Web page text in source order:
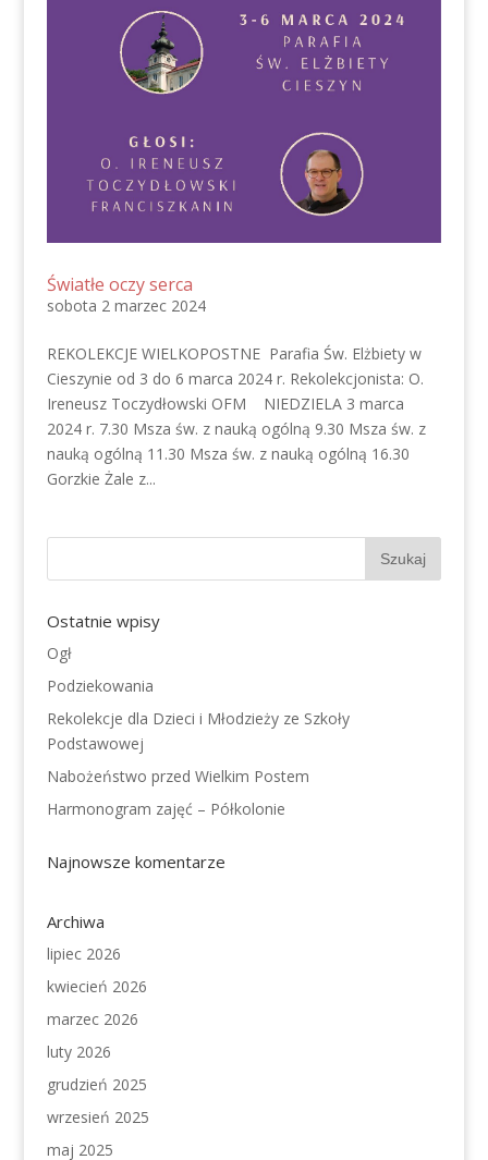
Światłe oczy serca
sobota 2 marzec 2024
REKOLEKCJE WIELKOPOSTNE Parafia Św. Elżbiety w
Cieszynie od 3 do 6 marca 2024 r. Rekolekcjonista: O.
Ireneusz Toczydłowski OFM NIEDZIELA 3 marca
2024 r. 7.30 Msza św. z nauką ogólną 9.30 Msza św. z
nauką ogólną 11.30 Msza św. z nauką ogólną 16.30
Gorzkie Żale z...
Ostatnie wpisy
Ogł
Podziekowania
Rekolekcje dla Dzieci i Młodzieży ze Szkoły
Podstawowej
Nabożeństwo przed Wielkim Postem
Harmonogram zajęć – Półkolonie
Najnowsze komentarze
Archiwa
lipiec 2026
kwiecień 2026
marzec 2026
luty 2026
grudzień 2025
wrzesień 2025
maj 2025